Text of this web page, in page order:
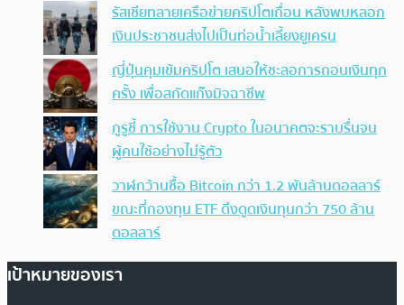
รัสเซียทลายเครือข่ายคริปโตเถื่อน หลังพบหลอก
เงินประชาชนส่งไปเป็นท่อน้ำเลี้ยงยูเครน
ญี่ปุ่นคุมเข้มคริปโต เสนอให้ชะลอการถอนเงินทุก
ครั้ง เพื่อสกัดแก๊งมิจฉาชีพ
กูรูชี้ การใช้งาน Crypto ในอนาคตจะราบรื่นจน
ผู้คนใช้อย่างไม่รู้ตัว
วาฬกว้านซื้อ Bitcoin กว่า 1.2 พันล้านดอลลาร์
ขณะที่กองทุน ETF ดึงดูดเงินทุนกว่า 750 ล้าน
ดอลลาร์
เป้าหมายของเรา